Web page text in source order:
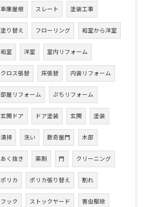
車庫屋根 スレート 塗装工事
塗り替え フローリング 和室から洋室
和室 洋室 室内リフォーム
クロス張替 床張替 内装リフォーム
部屋リフォーム ぷちリフォーム
玄関ドア ドア塗装 玄関 塗装
清掃 洗い 数奇屋門 木部
あく抜き 薬剤 門 クリーニング
ポリカ ポリカ張り替え 割れ
フック ストックヤード 害虫駆除